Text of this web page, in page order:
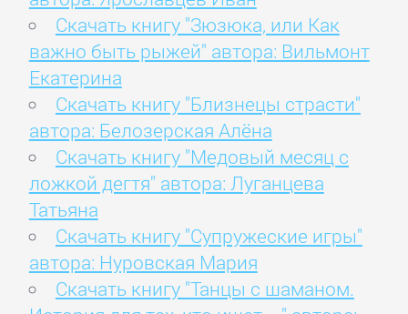
Скачать книгу "Зюзюка, или Как
важно быть рыжей" автора: Вильмонт
Екатерина
Скачать книгу "Близнецы страсти"
автора: Белозерская Алёна
Скачать книгу "Медовый месяц с
ложкой дегтя" автора: Луганцева
Татьяна
Скачать книгу "Супружеские игры"
автора: Нуровская Мария
Скачать книгу "Танцы с шаманом.